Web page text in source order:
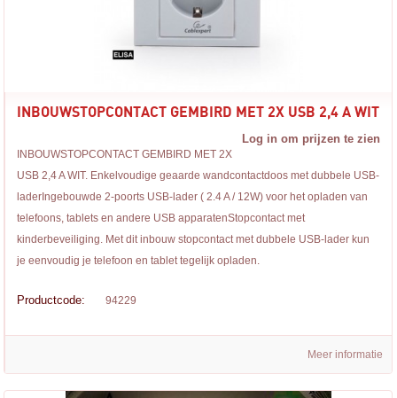
INBOUWSTOPCONTACT GEMBIRD MET 2X USB 2,4 A WIT
Log in om prijzen te zien
INBOUWSTOPCONTACT GEMBIRD MET 2X
USB 2,4 A WIT. Enkelvoudige geaarde wandcontactdoos met dubbele USB-
laderIngebouwde 2-poorts USB-lader ( 2.4 A / 12W) voor het opladen van
telefoons, tablets en andere USB apparatenStopcontact met
kinderbeveiliging. Met dit inbouw stopcontact met dubbele USB-lader kun
je eenvoudig je telefoon en tablet tegelijk opladen.
Productcode: 94229
Meer informatie